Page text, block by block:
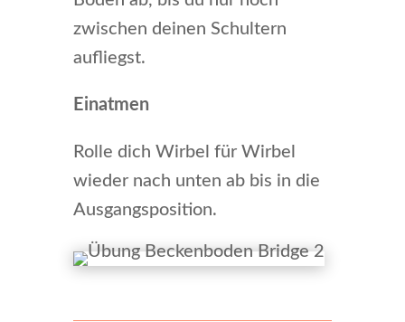
zwischen deinen Schultern
aufliegst.
Einatmen
Rolle dich Wirbel für Wirbel
wieder nach unten ab bis in die
Ausgangsposition.